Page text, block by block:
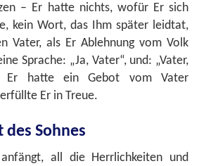
– Er hatte nichts, wofür Er sich
kein Wort, das Ihm später leidtat,
Vater, als Er Ablehnung vom Volk
Sprache: „Ja, Vater“, und: „Vater,
Er hatte ein Gebot vom Vater
Er in Treue.
des Sohnes
all die Herrlichkeiten und